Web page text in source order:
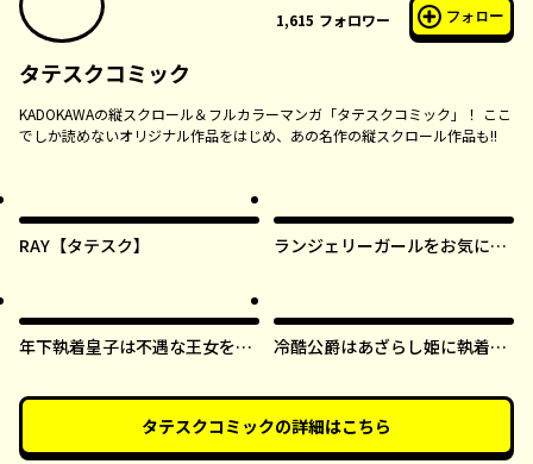
1,615 フォロワー フォロー
タテスクコミック
KADOKAWAの縦スクロール＆フルカラーマンガ「タテスクコミック」！ ここ
でしか読めないオリジナル作品をはじめ、あの名作の縦スクロール作品も!!
RAY【タテスク】
ランジェリーガールをお気に召
年下執着皇子は不遇な王女を愛
冷酷公爵はあざらし姫に執着中
タテスクコミックの詳細はこちら